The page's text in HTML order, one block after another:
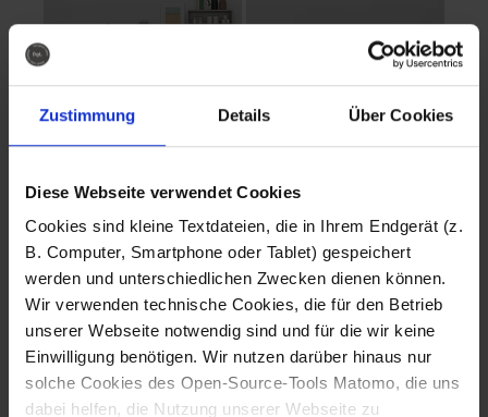
Zustimmung Details Über Cookies
Diese Webseite verwendet Cookies
Cookies sind kleine Textdateien, die in Ihrem Endgerät (z.
B. Computer, Smartphone oder Tablet) gespeichert
werden und unterschiedlichen Zwecken dienen können.
Wir verwenden technische Cookies, die für den Betrieb
unserer Webseite notwendig sind und für die wir keine
Einwilligung benötigen. Wir nutzen darüber hinaus nur
solche Cookies des Open-Source-Tools Matomo, die uns
dabei helfen, die Nutzung unserer Webseite zu
Fotografo: Lorenz
Sternbach
Download
Fotografo: Lorenz
Sternbach
Download